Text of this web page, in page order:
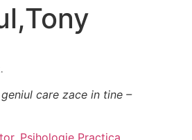
care zace in tine –